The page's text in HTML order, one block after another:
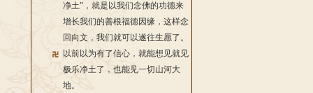
净土”，就是以我们念佛的功德来
增长我们的善根福德因缘，这样念
回向文，我们就可以遂往生愿了。
以前以为有了信心，就能想见就见
极乐净土了，也能见一切山河大
地。